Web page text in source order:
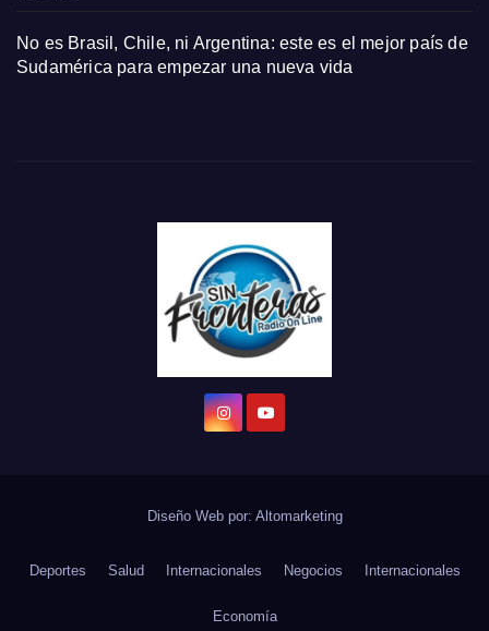
No es Brasil, Chile, ni Argentina: este es el mejor país de
Sudamérica para empezar una nueva vida
Diseño Web por: Altomarketing
Deportes Salud Internacionales Negocios Internacionales
Economía